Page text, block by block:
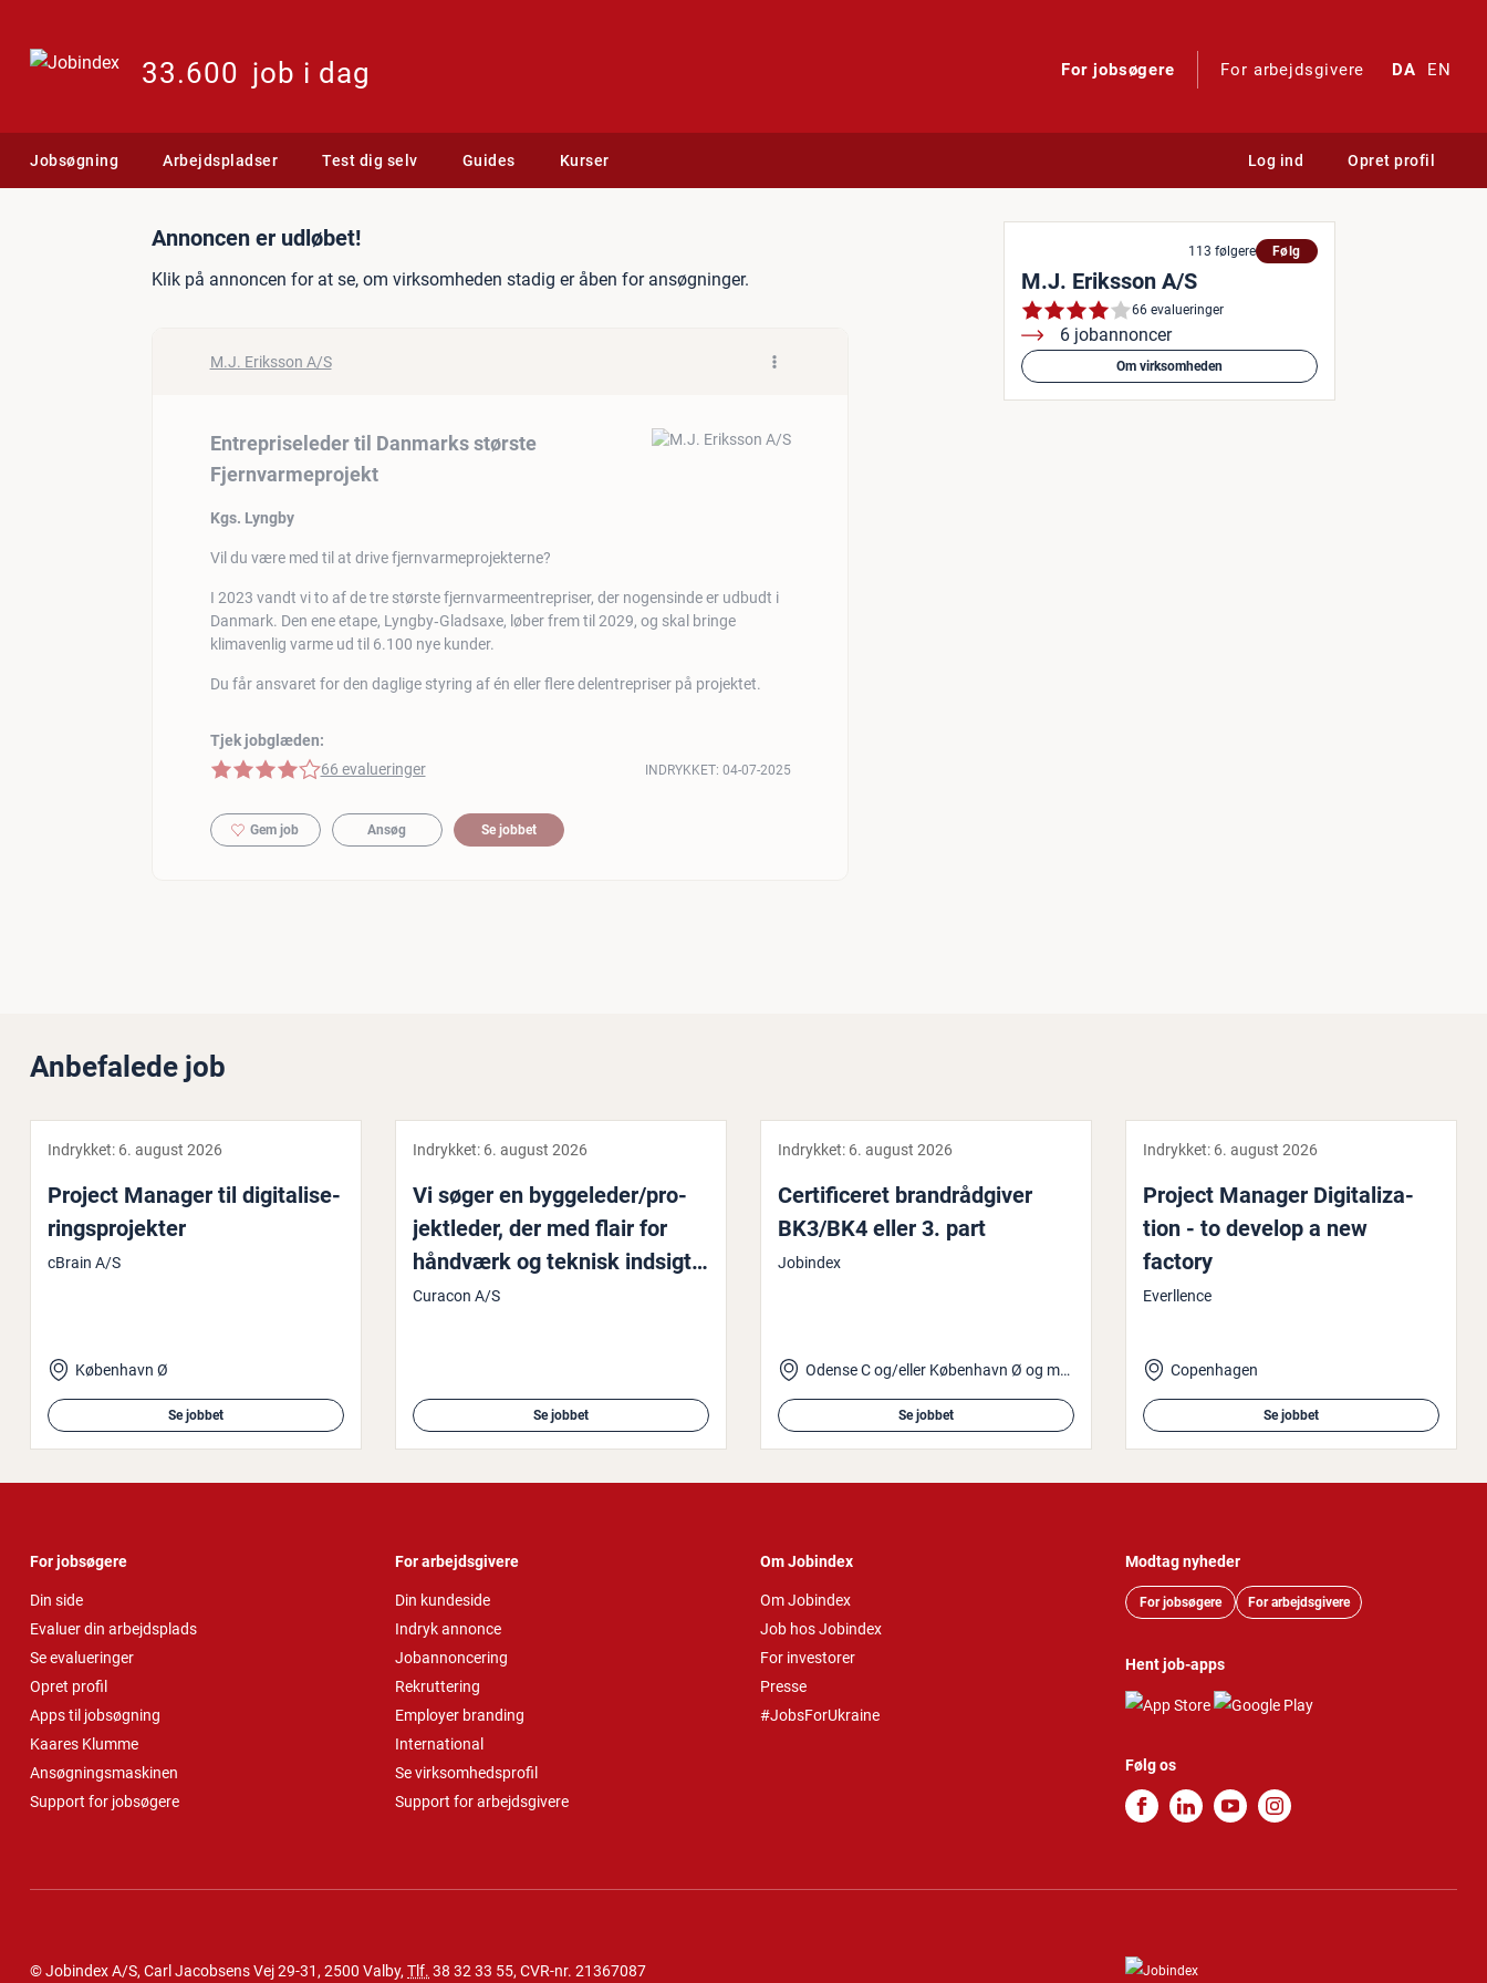
33.600 job i dag For jobsøgere For arbejdsgivere DA EN
Jobsøgning Arbejdspladser Test dig selv Guides Kurser Log ind Opret profil
Jobannonce: Entrepriseleder til Danmarks største Fjernvarmeprojekt
Annoncen er udløbet!
Klik på annoncen for at se, om virksomheden stadig er åben for ansøgninger.
M.J. Eriksson A/S
Entrepriseleder til Danmarks største
Fjernvarmeprojekt
Kgs. Lyngby
Vil du være med til at drive fjernvarmeprojekterne?
I 2023 vandt vi to af de tre største fjernvarme­entrepriser, der nogensinde er udbudt i
Danmark. Den ene etape, Lyngby‑Gladsaxe, løber frem til 2029, og skal bringe
klimavenlig varme ud til 6.100 nye kunder.
Du får ansvaret for den daglige styring af én eller flere delentrepriser på projektet.
Tjek jobglæden:
4 af 5 stjerner
66 evalueringer INDRYKKET: 04-07-2025
Gem job Ansøg Se jobbet
113 følgere Følg
M.J. Eriksson A/S
66 evalueringer
6 jobannoncer
Om virksomheden
Anbefalede job
Indrykket: 6. august 2026
Project Manager til di­gi­ta­li­se­
rings­pro­jek­ter
cBrain A/S
København Ø
Se jobbet
Indrykket: 6. august 2026
Vi søger en byg­ge­le­der/pro­
jekt­le­der, der med flair for
håndværk og teknisk indsigt
kan være med til at gen­nem­
Curacon A/S
Se jobbet
Indrykket: 6. august 2026
Cer­ti­fi­ce­ret bran­d­rå­d­gi­ver
BK3/BK4 eller 3. part
Jobindex
Odense C og/eller København Ø og mulighed for hjemmearbejde
Se jobbet
Indrykket: 6. august 2026
Project Manager Di­gi­ta­liza­
tion - to develop a new
factory
Everllence
Copenhagen
Se jobbet
For jobsøgere
Din side
Evaluer din arbejdsplads
Se evalueringer
Opret profil
Apps til jobsøgning
Kaares Klumme
Ansøgningsmaskinen
Support for jobsøgere
For arbejdsgivere
Din kundeside
Indryk annonce
Jobannoncering
Rekruttering
Employer branding
International
Se virksomhedsprofil
Support for arbejdsgivere
Om Jobindex
Om Jobindex
Job hos Jobindex
For investorer
Presse
#JobsForUkraine
Modtag nyheder
For jobsøgere For arbejdsgivere
Hent job-apps
Følg os
© Jobindex A/S, Carl Jacobsens Vej 29-31, 2500 Valby, Tlf. 38 32 33 55, CVR-nr. 21367087